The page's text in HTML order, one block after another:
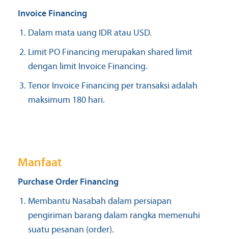
Invoice Financing
Dalam mata uang IDR atau USD.
Limit PO Financing merupakan shared limit
dengan limit Invoice Financing.
Tenor Invoice Financing per transaksi adalah
maksimum 180 hari.
Manfaat
Purchase Order Financing
Membantu Nasabah dalam persiapan
pengiriman barang dalam rangka memenuhi
suatu pesanan (order).